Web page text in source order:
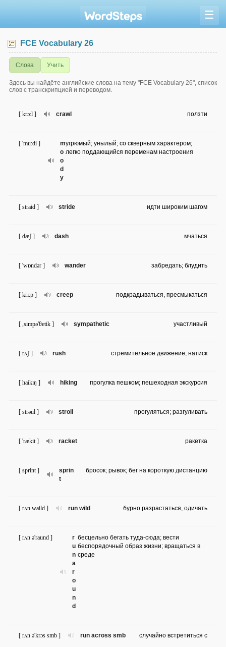
☰
FCE Vocabulary 26
Слова Учить
Здесь вы найдёте английские слова на тему "FCE Vocabulary 26", список
слов с транскрипцией и переводом.
crawl
[ krɔ:l ] ползти
m
o
o
d
y
[ 'mu:di ]
угрюмый; унылый; со скверным характером;
легко поддающийся переменам настроения
stride
[ straid ] идти широким шагом
dash
[ dæʃ ] мчаться
wander
[ 'wɒndər ] забредать; блудить
creep
[ kri:p ] подкрадываться, пресмыкаться
sympathetic
[ ,simpə'θetik ] участливый
rush
[ rʌʃ ] стремительное движение; натиск
hiking
[ haikɪŋ ] прогулка пешком; пешеходная экскурсия
stroll
[ strəul ] прогуляться; разгуливать
racket
[ 'rækit ] ракетка
sprin
t
[ sprint ] бросок; рывок; бег на короткую дистанцию
run wild
[ rʌn waild ] бурно разрастаться, одичать
r
u
n
a
r
o
u
n
d
[ rʌn ə'raund ]
бесцельно бегать туда-сюда; вести
беспорядочный образ жизни; вращаться в
среде
run across smb
[ rʌn ə'krɔs smb ] случайно встретиться с